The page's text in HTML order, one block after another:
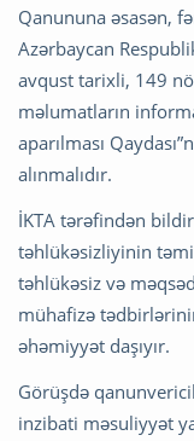
Qanununa əsasən,
Azərbaycan
avqust tarixli, 149
məlumatların
aparılması
alınmalıdır.
İKTA tərəfindən
təhlükəsizliyinin
təhlükəsiz və
mühafizə
əhəmiyyət daşıyır.
Görüşdə
inzibati məsuliyyət